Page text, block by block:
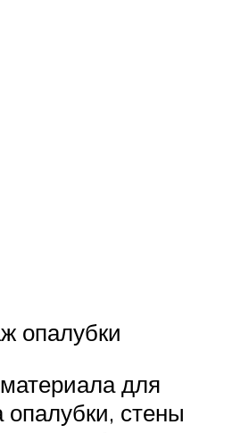
опалубки
для
опалубки, стены